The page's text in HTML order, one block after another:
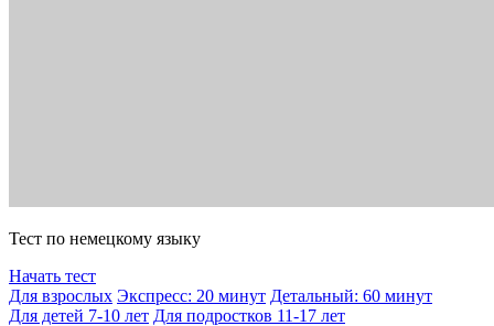
Тест по немецкому языку
Начать тест
Для взрослых Экспресс: 20 минут Детальный: 60 минут
Для детей 7-10 лет Для подростков 11-17 лет